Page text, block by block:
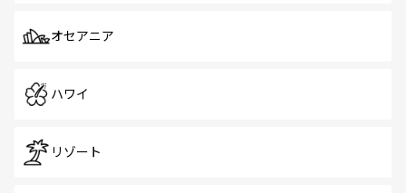
オセアニア
ハワイ
リゾート